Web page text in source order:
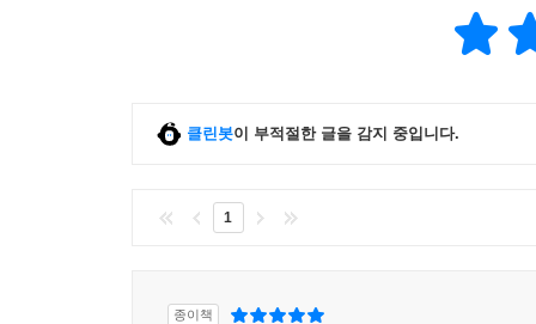
클린봇이 부적절한 글을 감지 중입니다.
1
종이책